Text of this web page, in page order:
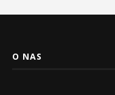
O NAS